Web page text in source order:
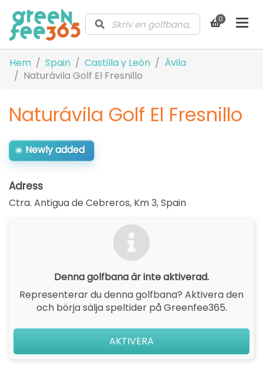
0
Hem Spain Castilla y León
Ávila
Naturávila Golf El Fresnillo
Naturávila Golf El Fresnillo
Newly added
Adress
Ctra. Antigua de Cebreros, Km 3,Spain
Denna golfbana är inte aktiverad.
Representerar du denna golfbana? Aktivera den
och börja sälja speltider på Greenfee365.
AKTIVERA